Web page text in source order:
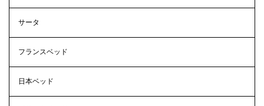
サータ
フランスベッド
日本ベッド